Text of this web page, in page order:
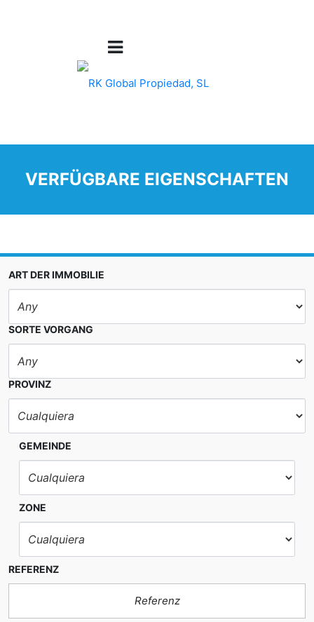
VERFÜGBARE EIGENSCHAFTEN
ART DER IMMOBILIE
SORTE VORGANG
PROVINZ
GEMEINDE
ZONE
REFERENZ